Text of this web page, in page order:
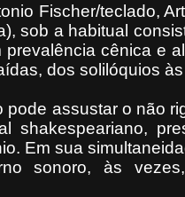
Fischer/teclado,
sob a habitual
cênica e
dos solilóquios
assustar o não
shakespeariano,
Em sua
sonoro, às